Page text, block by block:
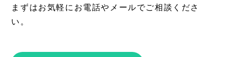
まずはお気軽にお電話やメールでご相談くださ
い。